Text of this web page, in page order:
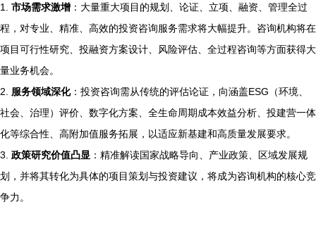
1. 市场需求激增 ：大量重大项目的规划、论证、立项、融资、管理全过
程，对专业、精准、高效的投资咨询服务需求将大幅提升。咨询机构将在
项目可行性研究、投融资方案设计、风险评估、全过程咨询等方面获得大
量业务机会。
2. 服务领域深化：投资咨询需从传统的评估论证，向涵盖ESG（环境、
社会、治理）评价、数字化方案、全生命周期成本效益分析、投建营一体
化等综合性、高附加值服务拓展，以适应新基建和高质量发展要求。
3. 政策研究价值凸显 ：精准解读国家战略导向、产业政策、区域发展规
划，并将其转化为具体的项目策划与投资建议，将成为咨询机构的核心竞
争力。